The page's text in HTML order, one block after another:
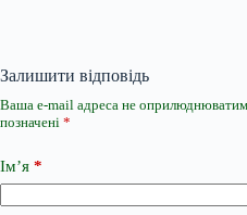
Залишити відповідь
Ваша e-mail адреса не
позначені *
Ім’я *